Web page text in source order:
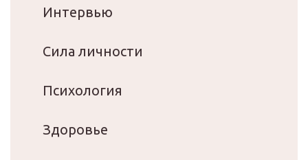
Интервью
Сила личности
Психология
Здоровье